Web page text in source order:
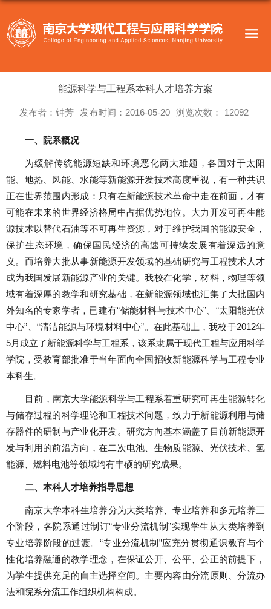
能源科学与工程系本科人才培养方案
发布者：钟芳 发布时间：2016-05-20 浏览次数： 12092
一、院系概况
为缓解传统能源短缺和环境恶化两大难题，各国对于太阳
能、地热、风能、水能等新能源开发技术高度重视，有一种共识
正在世界范围内形成：只有在新能源技术革命中走在前面，才有
可能在未来的世界经济格局中占据优势地位。大力开发可再生能
源技术以替代石油等不可再生资源，对于维护我国的能源安全，
保护生态环境，确保国民经济的高速可持续发展有着深远的意
义。而培养大批从事新能源开发领域的基础研究与工程技术人才
成为我国发展新能源产业的关键。我校在化学，材料，物理等领
域有着深厚的教学和研究基础，在新能源领域也汇集了大批国内
外知名的专家学者，已建有“储能材料与技术中心”、“太阳能光伏
中心”、“清洁能源与环境材料中心”。在此基础上，我校于2012年
5月成立了新能源科学与工程系，该系隶属于现代工程与应用科学
学院，受教育部批准于当年面向全国招收新能源科学与工程专业
本科生。
目前，南京大学能源科学与工程系着重研究可再生能源转化
与储存过程的科学理论和工程技术问题，致力于新能源利用与储
存器件的研制与产业化开发。研究方向基本涵盖了目前新能源开
发与利用的前沿方向，在二次电池、生物质能源、光伏技术、氢
能源、燃料电池等领域均有丰硕的研究成果。
二、本科人才培养指导思想
南京大学本科生培养分为大类培养、专业培养和多元培养三
个阶段，各院系通过制订“专业分流机制”实现学生从大类培养到
专业培养阶段的过渡。“专业分流机制”应充分贯彻通识教育与个
性化培养融通的教学理念，在保证公开、公平、公正的前提下，
为学生提供充足的自主选择空间。主要内容由分流原则、分流办
法和院系分流工作组织机构构成。